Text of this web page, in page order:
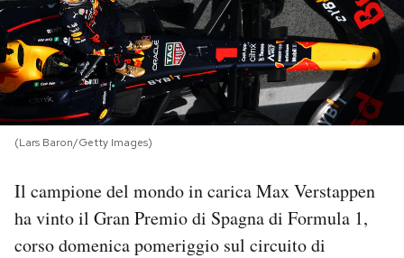
PODCAST
NEWSLETTER
SHOP
(Lars Baron/Getty Images)
Il campione del mondo in carica Max Verstappen
ha vinto il Gran Premio di Spagna di Formula 1,
corso domenica pomeriggio sul circuito di